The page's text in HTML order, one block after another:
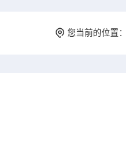
您当前的位置：